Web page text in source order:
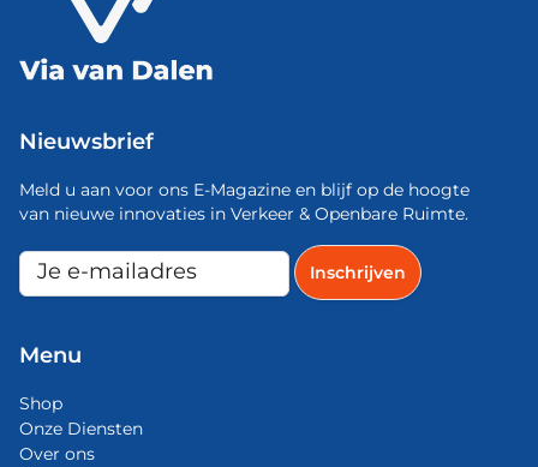
Nieuwsbrief
Meld u aan voor ons E-Magazine en blijf op de hoogte
van nieuwe innovaties in Verkeer & Openbare Ruimte.
Menu
Shop
Onze Diensten
Over ons